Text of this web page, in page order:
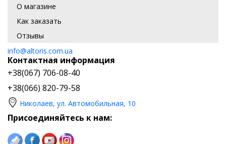
О магазине
Как заказать
Отзывы
info@altoris.com.ua
Контактная информация
+38(067) 706-08-40
+38(066) 820-79-58
Николаев, ул. Автомобильная, 10
Присоединяйтесь к нам: